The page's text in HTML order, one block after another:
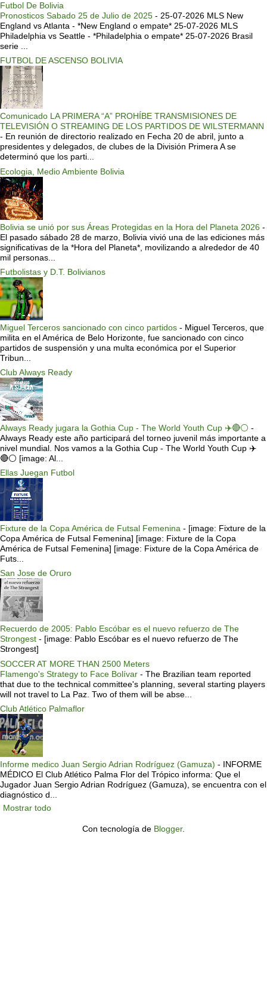
Futbol De Bolivia
Pronosticos Sabado 25 de Julio de 2025 - 25-07-2026 MLS New
England vs Atlanta - *New England o empate* 25-07-2026 MLS
Philadelphia vs Seattle - *Philadelphia o empate* 25-07-2026 Brasil
serie ...
FUTBOL DE ASCENSO BOLIVIA
Comunicado LA PRIMERA “A” PROHÍBE TRANSMISIONES DE
TELEVISIÓN O STREAMING DE LOS PARTIDOS DE WILSTERMANN
- En reunión de directorio realizado en Fecha 20 de abril, junto a
presidentes y delegados, de clubes de la División Primera A se
determinó que los parti...
Ecologia, Medio Ambiente Bolivia
Bolivia se unió por sus Áreas Protegidas en la Hora del Planeta 2026 -
El pasado sábado 28 de marzo, Bolivia vivió una de las ediciones más
significativas de la *Hora del Planeta*, movilizando a alrededor de 40
mil personas...
Futbolistas y D.T. Bolivianos
Miguel Terceros sancionado con cinco partidos - Miguel Terceros, que
milita en el América de Belo Horizonte, fue sancionado con cinco
partidos de suspensión y una multa económica por el Superior
Tribun...
Club Always Ready
Always Ready jugara la Gothia Cup - The World Youth Cup ✈️🔴⚪️ -
Always Ready este año participará del torneo juvenil más importante a
nivel mundial. Nos vamos a la Gothia Cup - The World Youth Cup ✈️
🔴⚪️ [image: Al...
Ellas Juegan Futbol
Fixture de la Copa América de Futsal Femenina - [image: Fixture de la
Copa América de Futsal Femenina] [image: Fixture de la Copa
América de Futsal Femenina] [image: Fixture de la Copa América de
Futs...
San Jose de Oruro
Recuerdo de 2005: Pablo Escóbar es el nuevo refuerzo de The
Strongest - [image: Pablo Escóbar es el nuevo refuerzo de The
Strongest]
SOCCER AT MORE THAN 2500 Meters
Flamengo's Strategy to Face Bolívar - The Brazilian team reported
that due to the technical committee's planning, several starting players
will not travel to La Paz. Two of them will be abse...
Club Atlético Palmaflor
Informe medico Juan Sergio Adrian Rodríguez (Gamuza) - INFORME
MÉDICO El Club Atlético Palma Flor del Trópico informa: Que el
Jugador Juan Sergio Adrian Rodríguez (Gamuza), se encuentra con el
diagnóstico d...
Mostrar todo
Con tecnología de Blogger.